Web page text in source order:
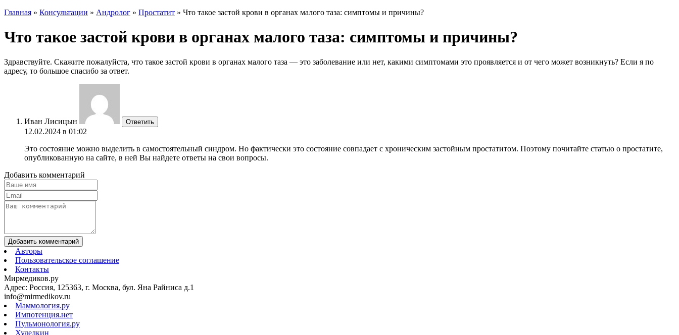
Главная » Консультации » Андролог » Простатит » Что такое застой крови в органах малого таза: симптомы и причины?
Что такое застой крови в органах малого таза: симптомы и причины?
Здравствуйте. Скажите пожалуйста, что такое застой крови в органах малого таза — это заболевание или нет, какими симптомами это проявляется и от чего может возникнуть? Если я по
адресу, то большое спасибо за ответ.
Иван Лисицын Ответить
12.02.2024 в 01:02
Это состояние можно выделить в самостоятельный синдром. Но фактически это состояние совпадает с хроническим застойным простатитом. Поэтому почитайте статью о простатите,
опубликованную на сайте, в ней Вы найдете ответы на свои вопросы.
Добавить комментарий
Добавить комментарий
Авторы
Пользовательское соглашение
Контакты
Мирмедиков.ру
Адрес: Россия, 125363, г. Москва, бул. Яна Райниса д.1
info@mirmedikov.ru
Маммология.ру
Импотенция.нет
Пульмонология.ру
Худелкин